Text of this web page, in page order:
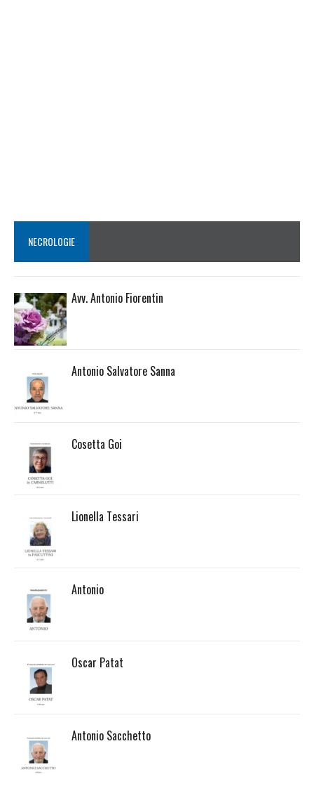
NECROLOGIE
Avv. Antonio Fiorentin
Antonio Salvatore Sanna
Cosetta Goi
Lionella Tessari
Antonio
Oscar Patat
Antonio Sacchetto